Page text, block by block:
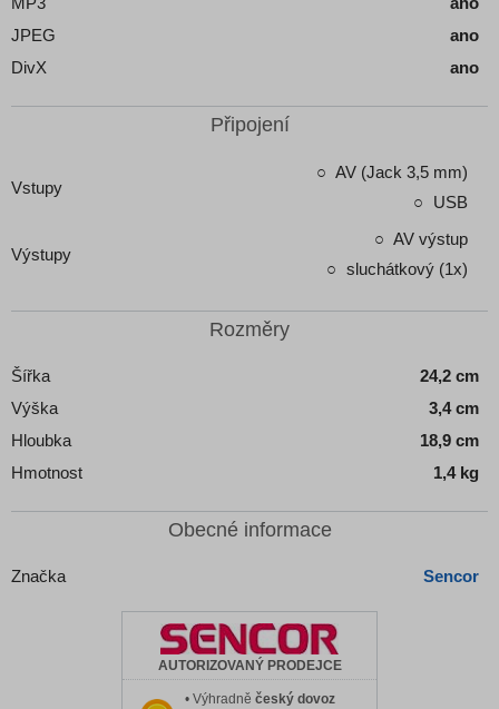
JPEG
ano
DivX
ano
Připojení
Vstupy
AV (Jack 3,5 mm)
USB
Výstupy
AV výstup
sluchátkový (1x)
Rozměry
Šířka
24,2 cm
Výška
3,4 cm
Hloubka
18,9 cm
Hmotnost
1,4 kg
Obecné informace
Značka Sencor
AUTORIZOVANÝ PRODEJCE
• Výhradně český dovoz